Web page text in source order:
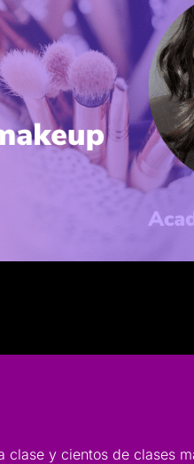
clase y cientos de clases